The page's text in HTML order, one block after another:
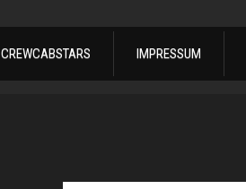
CREWCABSTARS IMPRESSUM